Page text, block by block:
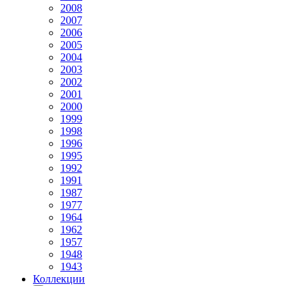
2008
2007
2006
2005
2004
2003
2002
2001
2000
1999
1998
1996
1995
1992
1991
1987
1977
1964
1962
1957
1948
1943
Коллекции